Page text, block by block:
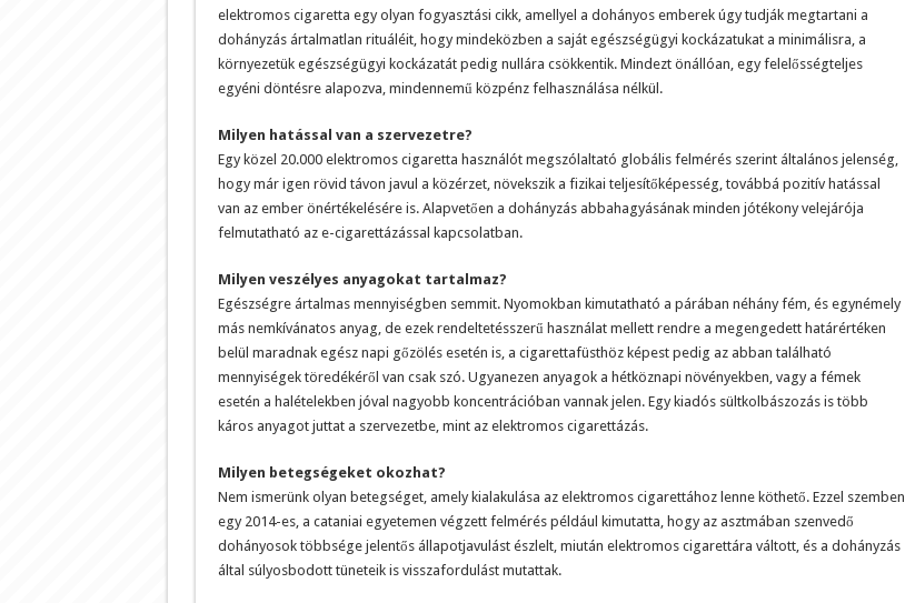
elektromos cigaretta egy olyan fogyasztási cikk, amellyel a dohányos emberek úgy tudják megtartani a
dohányzás ártalmatlan rituáléit, hogy mindeközben a saját egészségügyi kockázatukat a minimálisra, a
környezetük egészségügyi kockázatát pedig nullára csökkentik. Mindezt önállóan, egy felelősségteljes
egyéni döntésre alapozva, mindennemű közpénz felhasználása nélkül.
Milyen hatással van a szervezetre?
Egy közel 20.000 elektromos cigaretta használót megszólaltató globális felmérés szerint általános jelenség,
hogy már igen rövid távon javul a közérzet, növekszik a fizikai teljesítőképesség, továbbá pozitív hatással
van az ember önértékelésére is. Alapvetően a dohányzás abbahagyásának minden jótékony velejárója
felmutatható az e-cigarettázással kapcsolatban.
Milyen veszélyes anyagokat tartalmaz?
Egészségre ártalmas mennyiségben semmit. Nyomokban kimutatható a párában néhány fém, és egynémely
más nemkívánatos anyag, de ezek rendeltetésszerű használat mellett rendre a megengedett határértéken
belül maradnak egész napi gőzölés esetén is, a cigarettafüsthöz képest pedig az abban található
mennyiségek töredékéről van csak szó. Ugyanezen anyagok a hétköznapi növényekben, vagy a fémek
esetén a halételekben jóval nagyobb koncentrációban vannak jelen. Egy kiadós sültkolbászozás is több
káros anyagot juttat a szervezetbe, mint az elektromos cigarettázás.
Milyen betegségeket okozhat?
Nem ismerünk olyan betegséget, amely kialakulása az elektromos cigarettához lenne köthető. Ezzel szemben
egy 2014-es, a cataniai egyetemen végzett felmérés például kimutatta, hogy az asztmában szenvedő
dohányosok többsége jelentős állapotjavulást észlelt, miután elektromos cigarettára váltott, és a dohányzás
által súlyosbodott tüneteik is visszafordulást mutattak.